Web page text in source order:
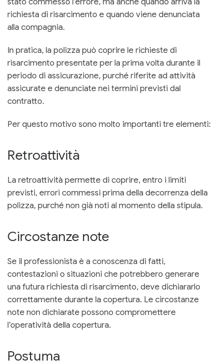
richiesta di risarcimento e quando viene denunciata
alla compagnia.
In pratica, la polizza può coprire le richieste di
risarcimento presentate per la prima volta durante il
periodo di assicurazione, purché riferite ad attività
assicurate e denunciate nei termini previsti dal
contratto.
Per questo motivo sono molto importanti tre elementi:
Retroattività
La retroattività permette di coprire, entro i limiti
previsti, errori commessi prima della decorrenza della
polizza, purché non già noti al momento della stipula.
Circostanze note
Se il professionista è a conoscenza di fatti,
contestazioni o situazioni che potrebbero generare
una futura richiesta di risarcimento, deve dichiararlo
correttamente durante la copertura. Le circostanze
note non dichiarate possono compromettere
l’operatività della copertura.
Postuma